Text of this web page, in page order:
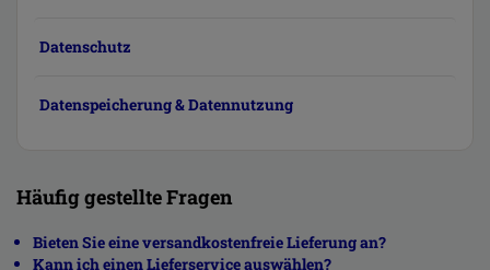
Datenschutz
Datenspeicherung & Datennutzung
Häufig gestellte Fragen
Bieten Sie eine versandkostenfreie Lieferung an?
Kann ich einen Lieferservice auswählen?